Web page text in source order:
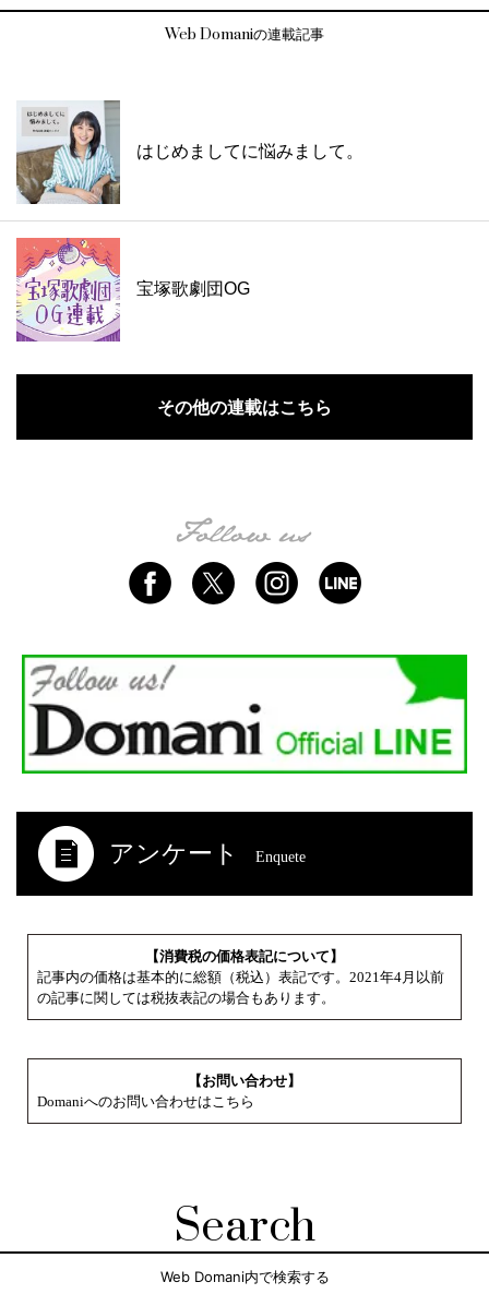
Web Domaniの連載記事
はじめましてに悩みまして。
宝塚歌劇団OG
その他の連載はこちら
アンケート Enquete
【消費税の価格表記について】
記事内の価格は基本的に総額（税込）表記です。2021年4月以前
の記事に関しては税抜表記の場合もあります。
【お問い合わせ】
Domaniへのお問い合わせはこちら
Search
Web Domani内で検索する